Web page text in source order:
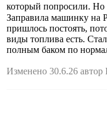
который попросили. Но
Заправила машинку на
пришлось постоять,
виды топлива есть.
полным баком по
Изменено 30.6.26